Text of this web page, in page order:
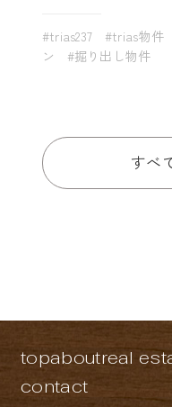
#trias237 #trias物件
ン
#掘り出し物件
すべ
topaboutreal
contact